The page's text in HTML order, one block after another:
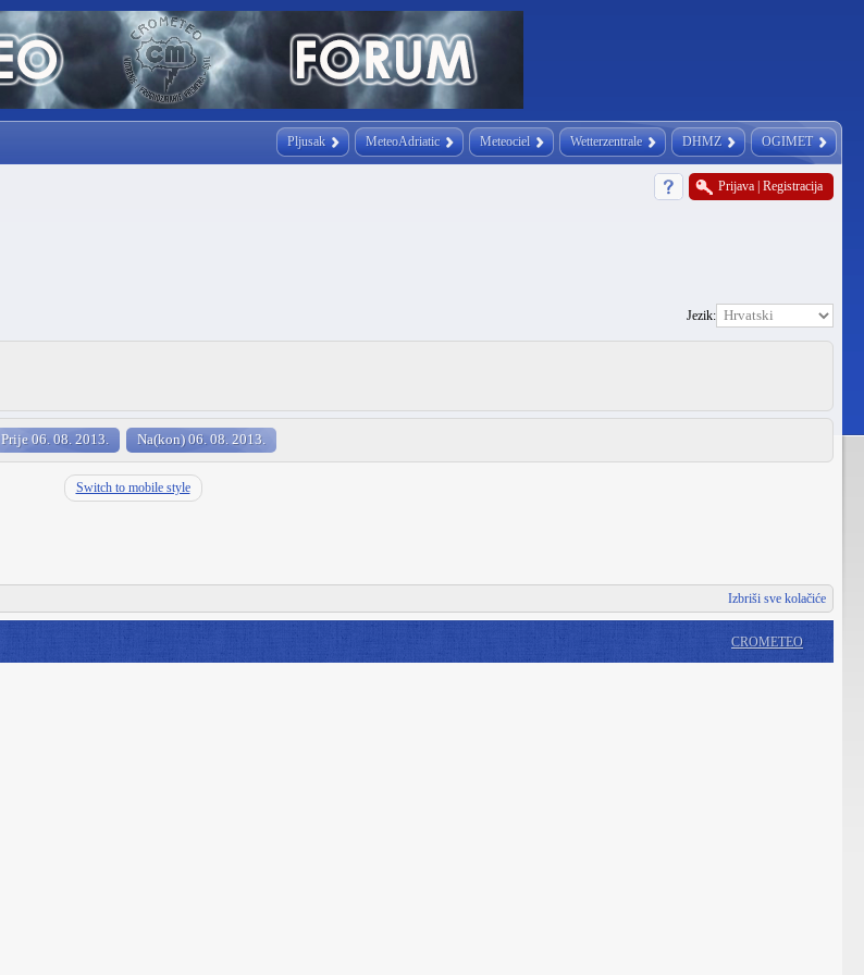
Pljusak MeteoAdriatic Meteociel Wetterzentrale DHMZ OGIMET
Prijava Registracija
Jezik:
Prije 06. 08. 2013. Na(kon) 06. 08. 2013.
Switch to mobile style
Izbriši sve kolačiće
CROMETEO